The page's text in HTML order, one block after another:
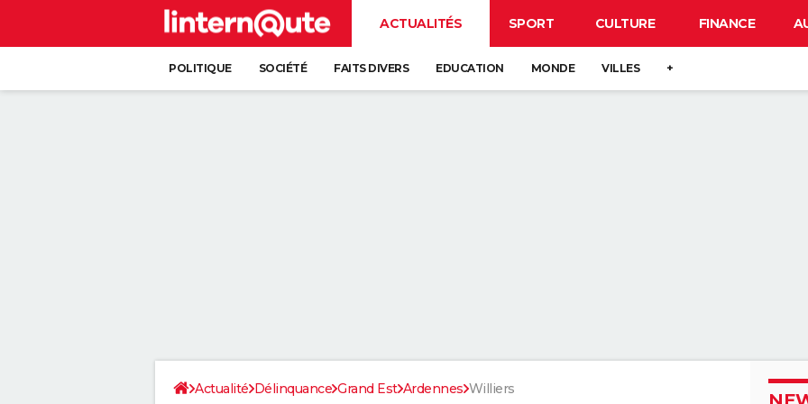
ACTUALITÉS SPORT CULTURE FINANCE
POLITIQUE SOCIÉTÉ FAITS DIVERS EDUCATION MONDE VILLES +
Actualité Délinquance Grand Est Ardennes Williers